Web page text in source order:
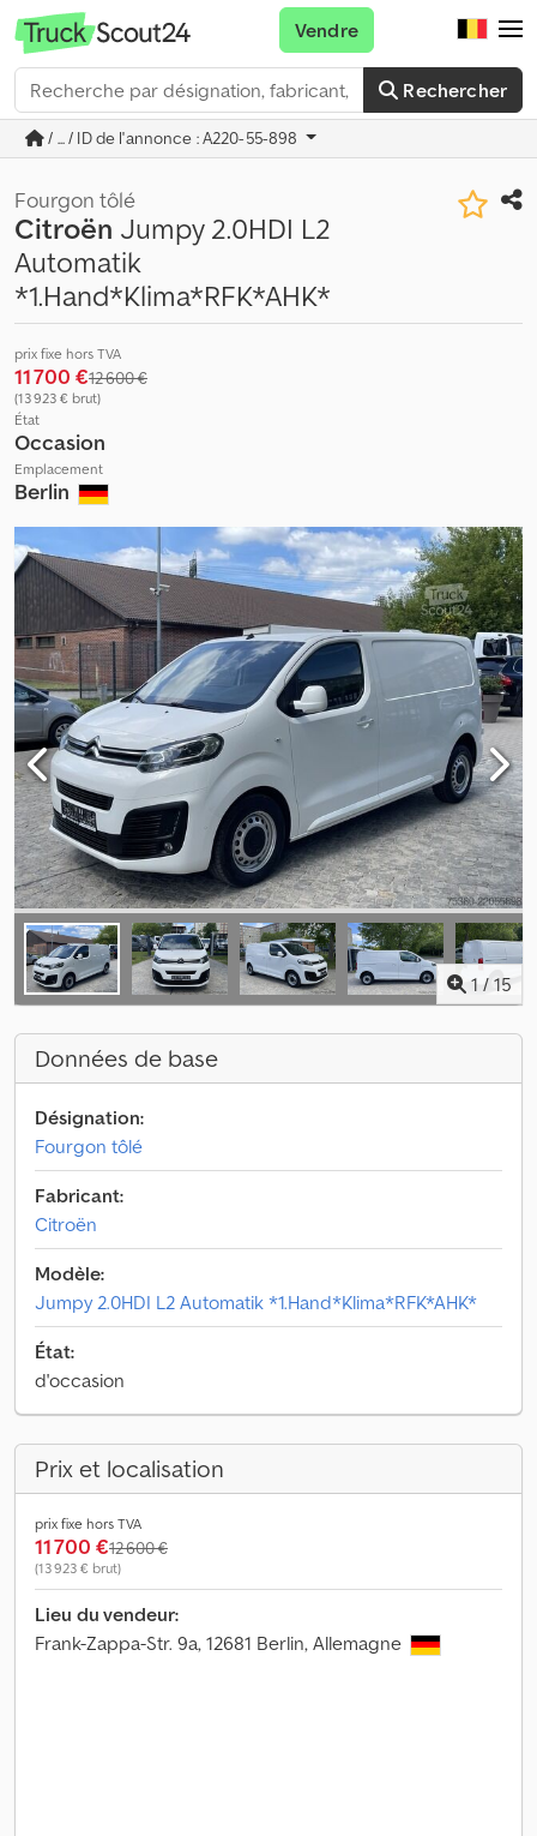
Rechercher
Vendre
/ ... / ID de l'annonce : A220-55-898
Fourgon tôlé
Citroën Jumpy 2.0HDI L2
Automatik
*1.Hand*Klima*RFK*AHK*
prix fixe hors TVA
11 700 €12 600 €
(13 923 € brut)
État
Occasion
Emplacement
Berlin
1 / 15
Données de base
Désignation:
Fourgon tôlé
Fabricant:
Citroën
Modèle:
Jumpy 2.0HDI L2 Automatik *1.Hand*Klima*RFK*AHK*
État:
d'occasion
Prix et localisation
prix fixe hors TVA
11 700 €12 600 €
(13 923 € brut)
Lieu du vendeur:
Frank-Zappa-Str. 9a, 12681 Berlin, Allemagne